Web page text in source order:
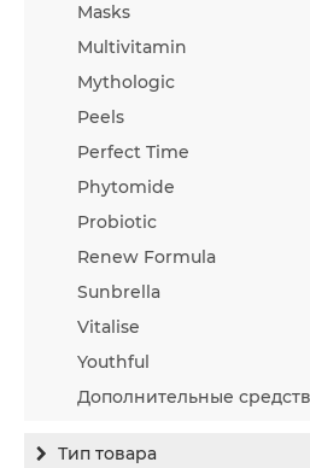
Masks
Multivitamin
Mythologic
Peels
Perfect Time
Phytomide
Probiotic
Renew Formula
Sunbrella
Vitalise
Youthful
Дополнительные
Тип товара